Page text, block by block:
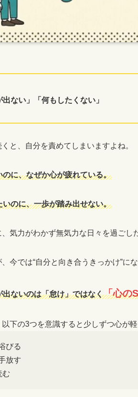
出ない」「何もしたくない」
と、自分を責めてしまいますよね。
のに、なぜか心が疲れている。
いのに、一歩が踏み出せない。
気力がわかず無気力な日々を過ごし
今では“自分と向き合うきっかけ”にな
出ないのは「怠け」ではなく「心の
下の3つを意識すると少しずつ心が軽
びる
放す
む